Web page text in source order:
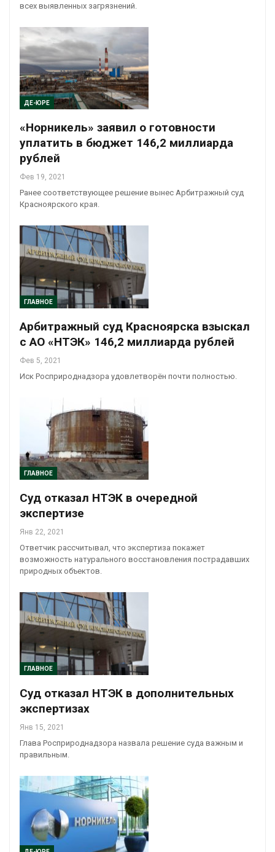
всех выявленных загрязнений.
ДЕ-ЮРЕ
«Норникель» заявил о готовности
уплатить в бюджет 146,2 миллиарда
рублей
Фев 19, 2021
Ранее соответствующее решение вынес Арбитражный суд
Красноярского края.
ГЛАВНОЕ
Арбитражный суд Красноярска взыскал
с АО «НТЭК» 146,2 миллиарда рублей
Фев 5, 2021
Иск Росприроднадзора удовлетворён почти полностью.
ГЛАВНОЕ
Суд отказал НТЭК в очередной
экспертизе
Янв 22, 2021
Ответчик рассчитывал, что экспертиза покажет
возможность натурального восстановления пострадавших
природных объектов.
ГЛАВНОЕ
Суд отказал НТЭК в дополнительных
экспертизах
Янв 15, 2021
Глава Росприроднадзора назвала решение суда важным и
правильным.